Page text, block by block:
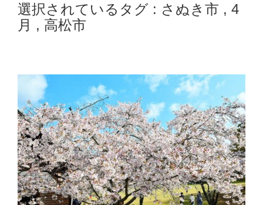
選択されているタグ : さぬき市 , 4
月
, 高松市